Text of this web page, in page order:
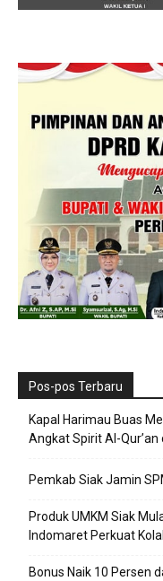
Pos-pos Terbaru
Kapal Harimau Buas
Angkat Spirit Al-
Pemkab Siak Jamin
Produk UMKM Siak
Indomaret Perkuat
Bonus Naik 10 Persen